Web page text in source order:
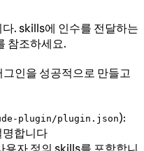
. skills에 인수를 전달하는
참조하세요.
인을 성공적으로 만들고
plugin/plugin.json):
명합니다